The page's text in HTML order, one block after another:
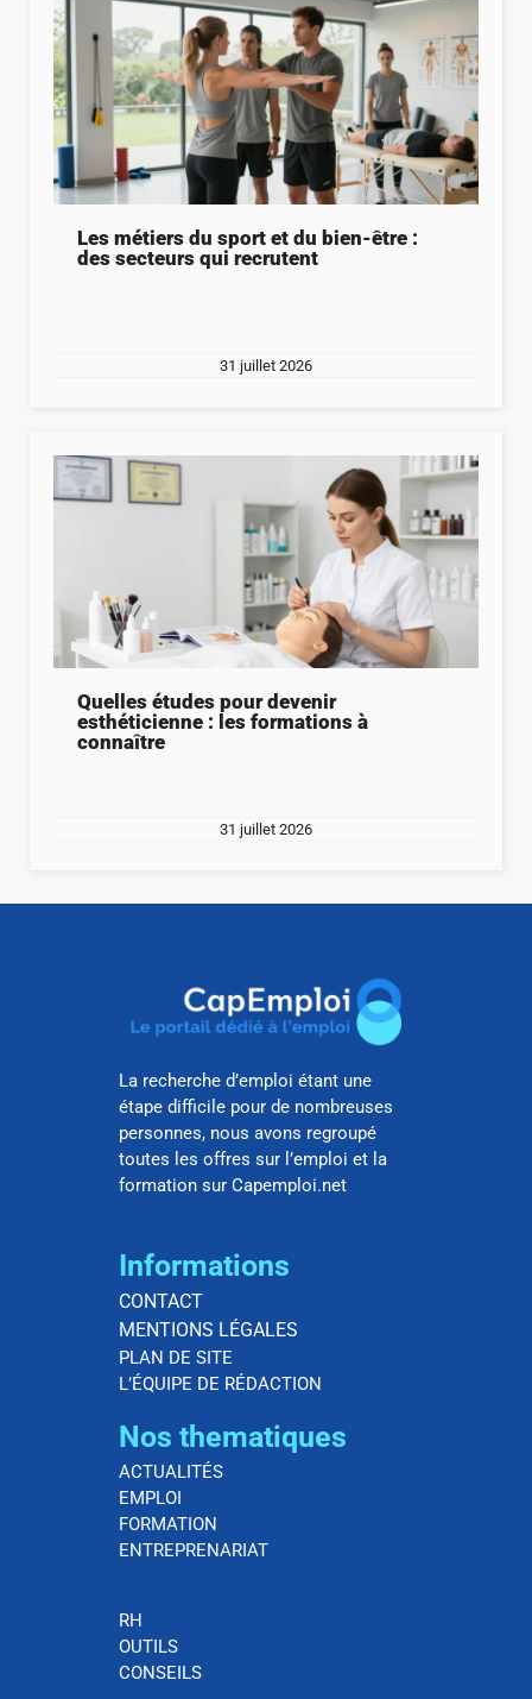
Les métiers du sport et du bien-être :
des secteurs qui recrutent
31 juillet 2026
Quelles études pour devenir
esthéticienne : les formations à
connaître
31 juillet 2026
La recherche d’emploi étant une
étape difficile pour de nombreuses
personnes, nous avons regroupé
toutes les offres sur l’emploi et la
formation sur Capemploi.net
Informations
CONTACT
MENTIONS LÉGALES
PLAN DE SITE
L’ÉQUIPE DE RÉDACTION
Nos thematiques
ACTUALITÉS
EMPLOI
FORMATION
ENTREPRENARIAT
RH
OUTILS
CONSEILS